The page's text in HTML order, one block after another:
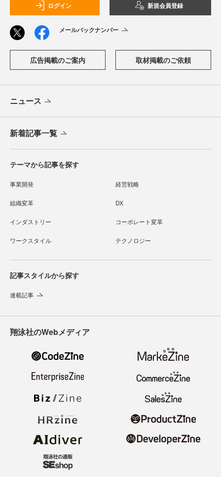
ログイン 新規会員登録
メールバックナンバー
広告掲載のご案内 取材掲載のご依頼
ニュース
新着記事一覧
テーマから記事を探す
事業開発 経営戦略
組織変革 DX
インダストリー コーポレート変革
ワークスタイル テクノロジー
記事スタイルから探す
連載記事
翔泳社のWebメディア